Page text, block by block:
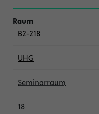
B2-218
UHG
Seminarraum
18